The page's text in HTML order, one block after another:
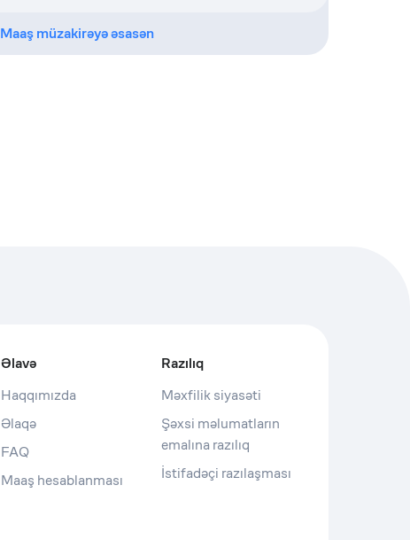
Maaş müzakirəyə əsasən
Əlavə
Haqqımızda
Əlaqə
FAQ
Maaş hesablanması
Razılıq
Məxfilik siyasəti
Şəxsi məlumatların
emalına razılıq
İstifadəçi razılaşması